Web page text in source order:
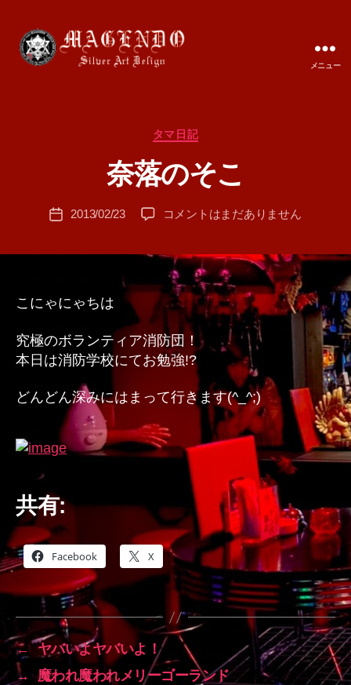
メニュー
カ
ゴ
リ
タマ日記
奈落のそこ
成
者
T
A
投
2013/02/23
奈
そ
こ
コメントはまだありません
こにゃにゃちは
究極のボランティア消防団！
本日は消防学校にてお勉強!?
どんどん深みにはまって行きます(^_^;)
共有:
Facebook X
← ヤバいよヤバいよ！
→
魔われ魔われメリーゴーランド